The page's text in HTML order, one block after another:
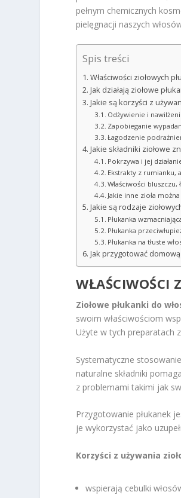
pełnym chemicznych
pielęgnacji naszych
Spis treści
Właściwości ziołowych
Jak działają ziołowe
Jakie są korzyści z
Odżywienie i
Zapobieganie
Łagodzenie
Jakie składniki ziołowe
Pokrzywa i jej
Ekstrakty z rumianku,
Właściwości
Jakie inne zioła
Jakie są rodzaje
Płukanka
Płukanka
Płukanka na tłuste
Jak przygotować
WŁAŚCIWOŚCI
Ziołowe płukanki do
swoim właściwościom
Użyte w tych preparatach
Systematyczne
naturalne składniki
z problemami takimi jak
Przygotowanie płukanek
je wykorzystać jako
Korzyści z używania
wspierają cebulki